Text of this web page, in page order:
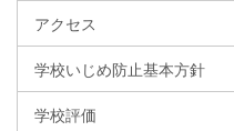
アクセス
学校いじめ防止基本方針
学校評価